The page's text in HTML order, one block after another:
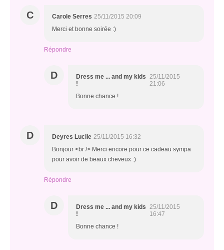
C Carole Serres 25/11/2015 20:09
Merci et bonne soirée :)
Répondre
D
Dress me ... and my kids
!
25/11/2015
21:06
Bonne chance !
D Deyres Lucile 25/11/2015 16:32
Bonjour <br /> Merci encore pour ce cadeau sympa
pour avoir de beaux cheveux :)
Répondre
D
Dress me ... and my kids
!
25/11/2015
16:47
Bonne chance !